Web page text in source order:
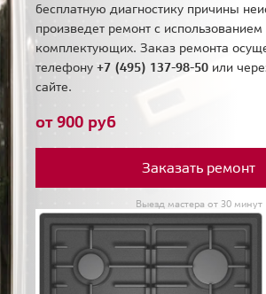
бесплатную диагностику причины
произведет ремонт с
комплектующих. Заказ ремонта
телефону +7 (495) 137-98-50 или
сайте.
от 900 руб
Заказать ремонт
Выезд мастера от 30 минут